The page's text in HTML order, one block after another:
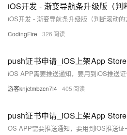
CodingFire 326
push证书申请_iOS上架App Store
游客knjctmbzcn7l4 405
push证书申请_iOS上架App Store